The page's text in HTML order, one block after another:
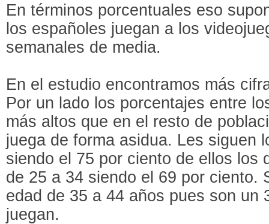
En términos porcentuales eso
los españoles juegan a los
semanales de media.
En el estudio encontramos más
Por un lado los porcentajes entre
más altos que en el resto de
juega de forma asidua. Les siguen
siendo el 75 por ciento de ellos los
de 25 a 34 siendo el 69 por ciento.
edad de 35 a 44 años pues son un
juegan.